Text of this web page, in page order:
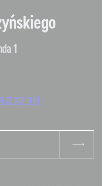
1
22 308 14 91